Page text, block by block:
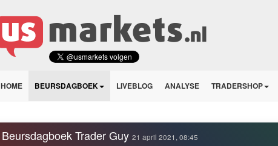
HOME BEURSDAGBOEK LIVEBLOG ANALYSE TRADERSHOP
Beursdagboek Trader Guy 21 april 2021, 08:45